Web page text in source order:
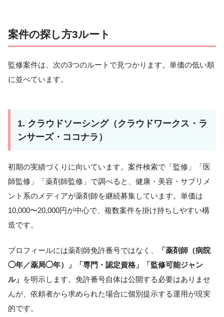
案件の探し方3ルート
監修案件は、次の3つのルートで見つかります。単価の低い順
に並べています。
1. クラウドソーシング（クラウドワークス・ラ
ンサーズ・ココナラ）
初期の実績づくりに向いています。案件検索で「監修」「医
師監修」「薬剤師監修」で調べると、健康・美容・サプリメ
ント系のメディアが薬剤師を継続募集しています。単価は
10,000〜20,000円が中心で、複数案件を掛け持ちしやすい構
造です。
プロフィールには薬剤師免許番号ではなく、
「薬剤師（病院
◯年／薬局◯年）」「専門・認定資格」「監修可能ジャン
ル」 を明示します。免許番号自体は公開する必要はありませ
んが、依頼者から求められた場合に個別提示する運用が現実
的です。